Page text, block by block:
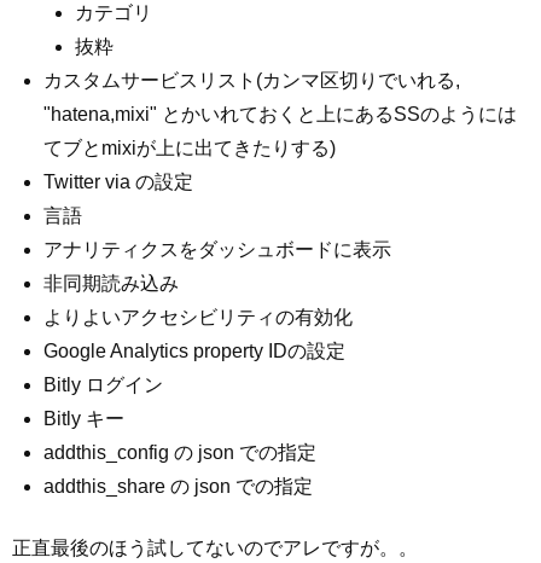
カテゴリ
抜粋
カスタムサービスリスト(カンマ区切りでいれる,
"hatena,mixi" とかいれておくと上にあるSSのようには
てブとmixiが上に出てきたりする)
Twitter via の設定
言語
アナリティクスをダッシュボードに表示
非同期読み込み
よりよいアクセシビリティの有効化
Google Analytics property IDの設定
Bitly ログイン
Bitly キー
addthis_config の json での指定
addthis_share の json での指定
正直最後のほう試してないのでアレですが。。